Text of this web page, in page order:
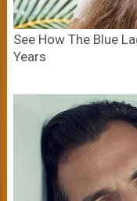
See How The Blue
Years